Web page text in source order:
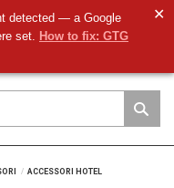
detected — a Google
set. How to fix: GTG
✕
ACCESSORI HOTEL